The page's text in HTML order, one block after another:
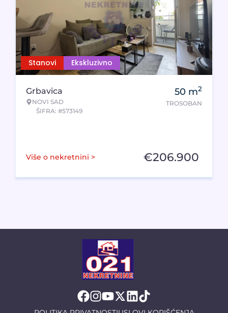
Stanovi Ekskluzivno
Grbavica
NOVI SAD
ŠIFRA: #573149
50 m2
TROSOBAN
Više o nekretnini > €206.900